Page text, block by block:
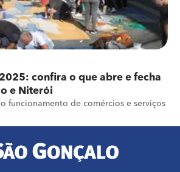
confira o que abre e fecha
e Niterói
funcionamento de comércios e serviços